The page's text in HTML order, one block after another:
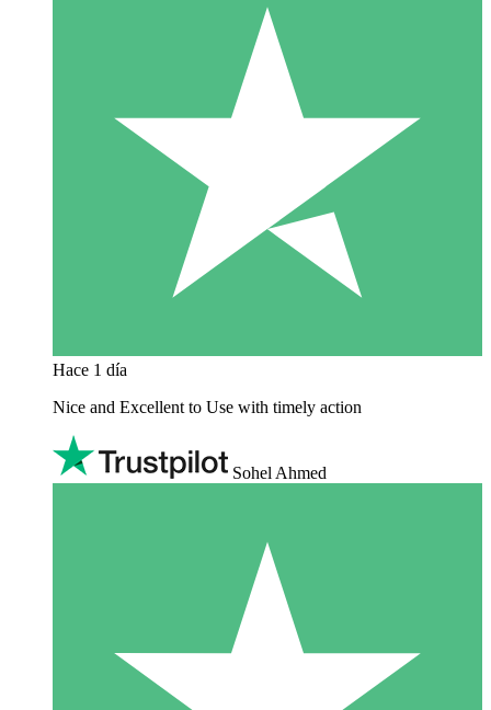
Hace 1 día
Nice and Excellent to Use with timely action
Sohel Ahmed